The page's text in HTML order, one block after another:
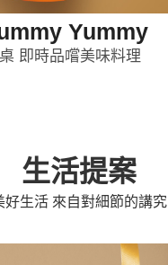
Yummy
即時品嚐美味料理
生活提案
好生活 來自對細節的講究